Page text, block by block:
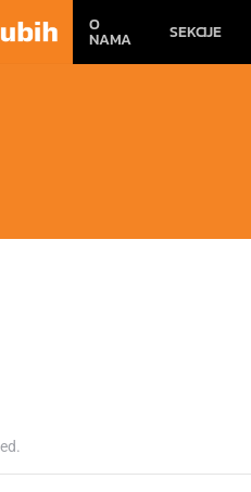
O
NAMA SEKCIJE